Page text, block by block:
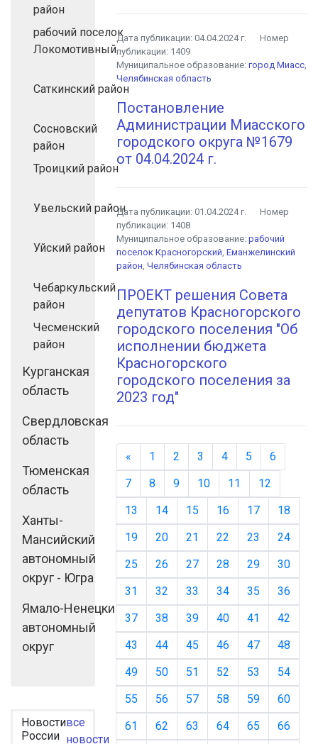
район
рабочий поселок
Локомотивный
Саткинский район
Сосновский
район
Троицкий район
Увельский район
Уйский район
Чебаркульский
район
Чесменский
район
Курганская
область
Свердловская
область
Тюменская
область
Ханты-
Мансийский
автономный
округ - Югра
Ямало-Ненецкий
автономный
округ
Новости
России
все
новости
Дата публикации:04.04.2024 г.
Номер
публикации: 1409
Муниципальное образование:город Миасс,
Челябинская область
Постановление
Администрации Миасского
городского округа №1679
от 04.04.2024 г.
Дата публикации:01.04.2024 г.
Номер
публикации: 1408
Муниципальное образование:рабочий
поселок Красногорский,Еманжелинский
район,Челябинская область
ПРОЕКТ решения Совета
депутатов Красногорского
городского поселения "Об
исполнении бюджета
Красногорского
городского поселения за
2023 год"
« Назад
1 2 3 4 5
6
7
8 9 10 11
12
13
14 15 16 17
18
19
20 21 22 23
24
25
26 27 28 29
30
31
32 33 34 35
36
37
38 39 40 41
42
43
44 45 46 47
48
49
50 51 52 53
54
55
56 57 58 59
60
61
62 63 64 65 66